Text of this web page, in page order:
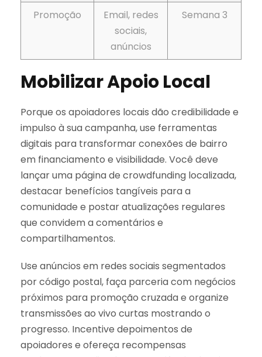
Promoção
Email, redes
sociais,
anúncios
Semana 3
Mobilizar Apoio Local
Porque os apoiadores locais dão credibilidade e
impulso à sua campanha, use ferramentas
digitais para transformar conexões de bairro
em financiamento e visibilidade. Você deve
lançar uma página de crowdfunding localizada,
destacar benefícios tangíveis para a
comunidade e postar atualizações regulares
que convidem a comentários e
compartilhamentos.
Use anúncios em redes sociais segmentados
por código postal, faça parceria com negócios
próximos para promoção cruzada e organize
transmissões ao vivo curtas mostrando o
progresso. Incentive depoimentos de
apoiadores e ofereça recompensas